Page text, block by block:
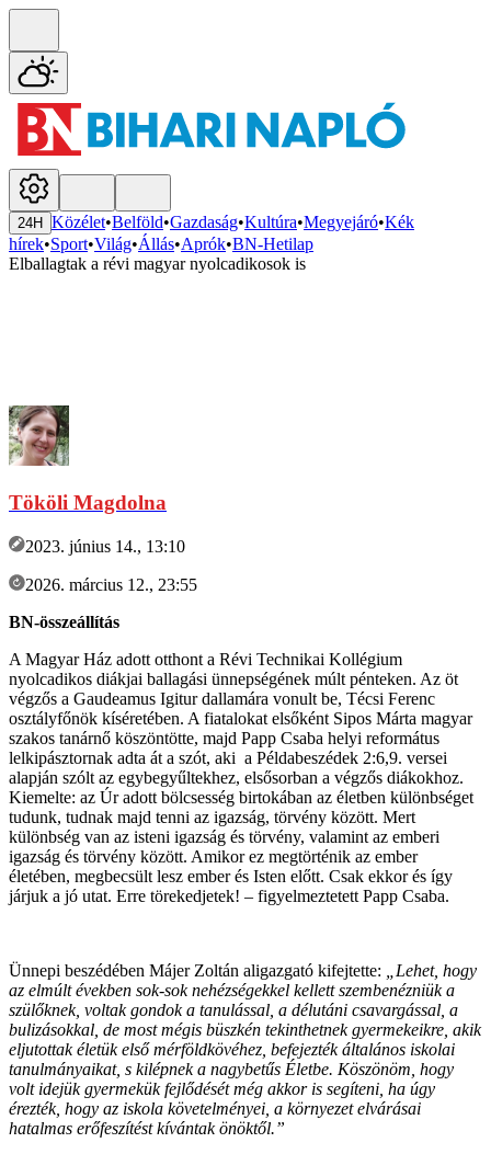
24H Közélet•Belföld•Gazdaság•Kultúra•Megyejáró•Kék
hírek•Sport•Világ•Állás•Aprók•BN-Hetilap
Elballagtak a révi magyar nyolcadikosok is
Tököli Magdolna
2023. június 14., 13:10
2026. március 12., 23:55
BN-összeállítás
A Magyar Ház adott otthont a Révi Technikai Kollégium
nyolcadikos diákjai ballagási ünnepségének múlt pénteken. Az öt
végzős a Gaudeamus Igitur dallamára vonult be, Técsi Ferenc
osztályfőnök kíséretében. A fiatalokat elsőként Sipos Márta magyar
szakos tanárnő köszöntötte, majd Papp Csaba helyi református
lelkipásztornak adta át a szót, aki a Példabeszédek 2:6,9. versei
alapján szólt az egybegyűltekhez, elsősorban a végzős diákokhoz.
Kiemelte: az Úr adott bölcsesség birtokában az életben különbséget
tudunk, tudnak majd tenni az igazság, törvény között. Mert
különbség van az isteni igazság és törvény, valamint az emberi
igazság és törvény között. Amikor ez megtörténik az ember
életében, megbecsült lesz ember és Isten előtt. Csak ekkor és így
járjuk a jó utat. Erre törekedjetek! – figyelmeztetett Papp Csaba.
Ünnepi beszédében Májer Zoltán aligazgató kifejtette: „Lehet, hogy
az elmúlt években sok-sok nehézségekkel kellett szembenézniük a
szülőknek, voltak gondok a tanulással, a délutáni csavargással, a
bulizásokkal, de most mégis büszkén tekinthetnek gyermekeikre, akik
eljutottak életük első mérföldkövéhez, befejezték általános iskolai
tanulmányaikat, s kilépnek a nagybetűs Életbe. Köszönöm, hogy
volt idejük gyermekük fejlődését még akkor is segíteni, ha úgy
érezték, hogy az iskola követelményei, a környezet elvárásai
hatalmas erőfeszítést kívántak önöktől.”